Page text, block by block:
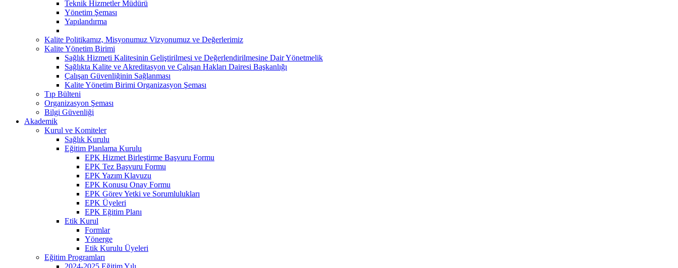
Teknik Hizmetler Müdürü
Yönetim Şeması
Yapılandırma
Kalite Politikamız, Misyonumuz Vizyonumuz ve Değerlerimiz
Kalite Yönetim Birimi
Sağlık Hizmeti Kalitesinin Geliştirilmesi ve Değerlendirilmesine Dair Yönetmelik
Sağlıkta Kalite ve Akreditasyon ve Çalışan Hakları Dairesi Başkanlığı
Çalışan Güvenliğinin Sağlanması
Kalite Yönetim Birimi Organizasyon Şeması
Tıp Bülteni
Organizasyon Şeması
Bilgi Güvenliği
Akademik
Kurul ve Komiteler
Sağlık Kurulu
Eğitim Planlama Kurulu
EPK Hizmet Birleştirme Başvuru Formu
EPK Tez Başvuru Formu
EPK Yazım Klavuzu
EPK Konusu Onay Formu
EPK Görev Yetki ve Sorumlulukları
EPK Üyeleri
EPK Eğitim Planı
Etik Kurul
Formlar
Yönerge
Etik Kurulu Üyeleri
Eğitim Programları
2024-2025 Eğitim Yılı